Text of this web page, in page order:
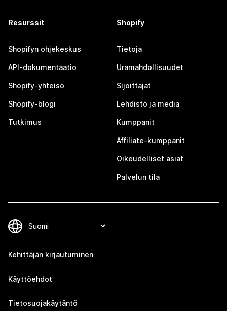
Resurssit
Shopifyn ohjekeskus
API-dokumentaatio
Shopify-yhteisö
Shopify-blogi
Tutkimus
Shopify
Tietoja
Uramahdollisuudet
Sijoittajat
Lehdistö ja media
Kumppanit
Affiliate-kumppanit
Oikeudelliset asiat
Palvelun tila
Kehittäjän kirjautuminen
Käyttöehdot
Tietosuojakäytäntö